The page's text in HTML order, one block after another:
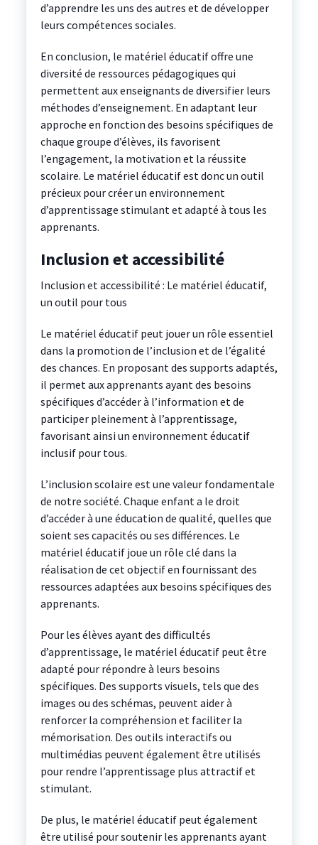
d’apprendre les uns des autres et de développer
leurs compétences sociales.
En conclusion, le matériel éducatif offre une
diversité de ressources pédagogiques qui
permettent aux enseignants de diversifier leurs
méthodes d’enseignement. En adaptant leur
approche en fonction des besoins spécifiques de
chaque groupe d’élèves, ils favorisent
l’engagement, la motivation et la réussite
scolaire. Le matériel éducatif est donc un outil
précieux pour créer un environnement
d’apprentissage stimulant et adapté à tous les
apprenants.
Inclusion et accessibilité
Inclusion et accessibilité : Le matériel éducatif,
un outil pour tous
Le matériel éducatif peut jouer un rôle essentiel
dans la promotion de l’inclusion et de l’égalité
des chances. En proposant des supports adaptés,
il permet aux apprenants ayant des besoins
spécifiques d’accéder à l’information et de
participer pleinement à l’apprentissage,
favorisant ainsi un environnement éducatif
inclusif pour tous.
L’inclusion scolaire est une valeur fondamentale
de notre société. Chaque enfant a le droit
d’accéder à une éducation de qualité, quelles que
soient ses capacités ou ses différences. Le
matériel éducatif joue un rôle clé dans la
réalisation de cet objectif en fournissant des
ressources adaptées aux besoins spécifiques des
apprenants.
Pour les élèves ayant des difficultés
d’apprentissage, le matériel éducatif peut être
adapté pour répondre à leurs besoins
spécifiques. Des supports visuels, tels que des
images ou des schémas, peuvent aider à
renforcer la compréhension et faciliter la
mémorisation. Des outils interactifs ou
multimédias peuvent également être utilisés
pour rendre l’apprentissage plus attractif et
stimulant.
De plus, le matériel éducatif peut également
être utilisé pour soutenir les apprenants ayant